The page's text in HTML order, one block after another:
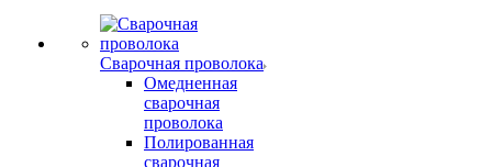
Сварочная проволока
Омедненная
сварочная
проволока
Полированная
сварочная